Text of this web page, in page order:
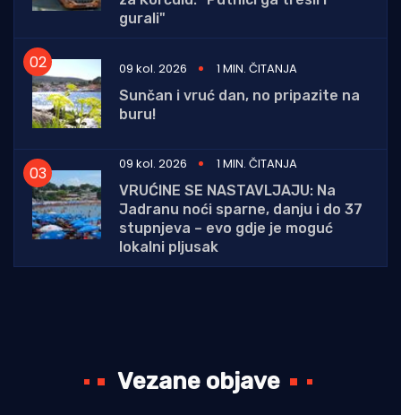
gurali"
09 kol. 2026
1 MIN. ČITANJA
Sunčan i vruć dan, no pripazite na
buru!
09 kol. 2026
1 MIN. ČITANJA
VRUĆINE SE NASTAVLJAJU: Na
Jadranu noći sparne, danju i do 37
stupnjeva – evo gdje je moguć
lokalni pljusak
Vezane objave